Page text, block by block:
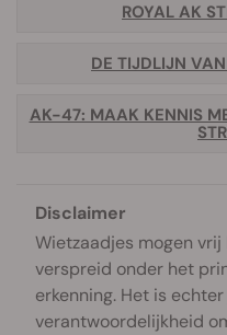
ROYAL AK
DE TIJDLIJN
AK-47: MAAK KENNIS
Disclaimer
Wietzaadjes mogen
verspreid onder het
erkenning. Het is
verantwoordelijkheid